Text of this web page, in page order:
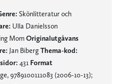
Skönlitteratur och
Ulla Danielsson
MomOriginalutgåvans
Jan BibergThema-kod:
431 Format
9789100111083 (2006-10-13);